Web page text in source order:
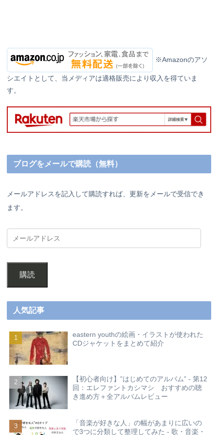
※Amazonのアソ
シエイトとして、当メディアは適格販売により収入を得ていま
す。
ブログをメールで購読（無料）
メールアドレスを記入して購読すれば、更新をメールで受信でき
ます。
購読
人気記事
eastern youthの絵画・イラストが使われた
CDジャケットをまとめて紹介
【初心者向け】”はじめてのアルバム” - 第12
回：エレファントカシマシ おすすめの聴
き進め方＋全アルバムレビュー
「音楽が好きな人」の幅があまりに広いの
で3つに分類して整理してみた - 歌・音楽・